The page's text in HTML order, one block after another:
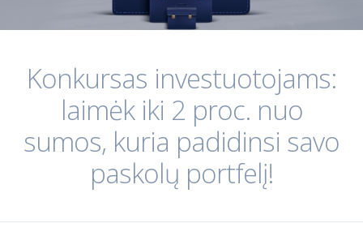
Konkursas investuotojams:
laimėk iki 2 proc. nuo
sumos, kuria padidinsi savo
paskolų portfelį!